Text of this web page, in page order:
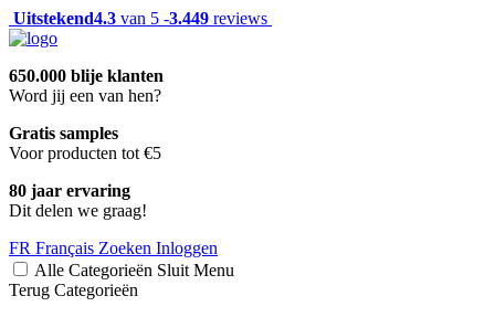
Uitstekend4.3 van 5 -3.449 reviews
650.000 blije klanten
Word jij een van hen?
Gratis samples
Voor producten tot €5
80 jaar ervaring
Dit delen we graag!
FR Français Zoeken Inloggen
Alle Categorieën Sluit Menu
Terug Categorieën